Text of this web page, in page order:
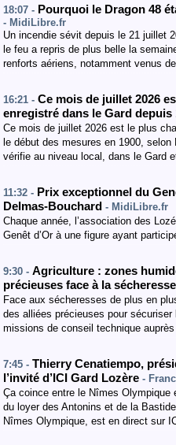
18:07 - Pourquoi le Dragon 48
- MidiLibre.fr
Un incendie sévit depuis le 21 juillet
le feu a repris de plus belle la
renforts aériens, notamment venus
16:21 - Ce mois de juillet 2026
enregistré dans le Gard depuis
Ce mois de juillet 2026 est le plus
le début des mesures en 1900,
vérifie au niveau local, dans le Gard
11:32 - Prix exceptionnel du
Delmas-Bouchard - MidiLibre.fr
Chaque année, l’association des
Genêt d’Or à une figure ayant
9:30 - Agriculture : zones
précieuses face à la sécheresse
Face aux sécheresses de plus en
des alliées précieuses pour sécuriser
missions de conseil technique
7:45 - Thierry Cenatiempo,
l’invité d’ICI Gard Lozère -
Ça coince entre le Nîmes
du loyer des Antonins et de la
Nîmes Olympique, est en direct sur